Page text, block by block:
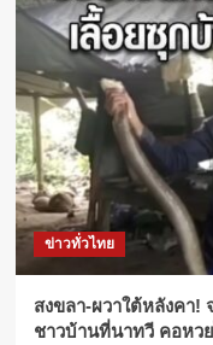
ข่าวทั่วไทย
สงขลา-ผวาใต้หลังคา!
ชาวบ้านที่นาทวี คอหว